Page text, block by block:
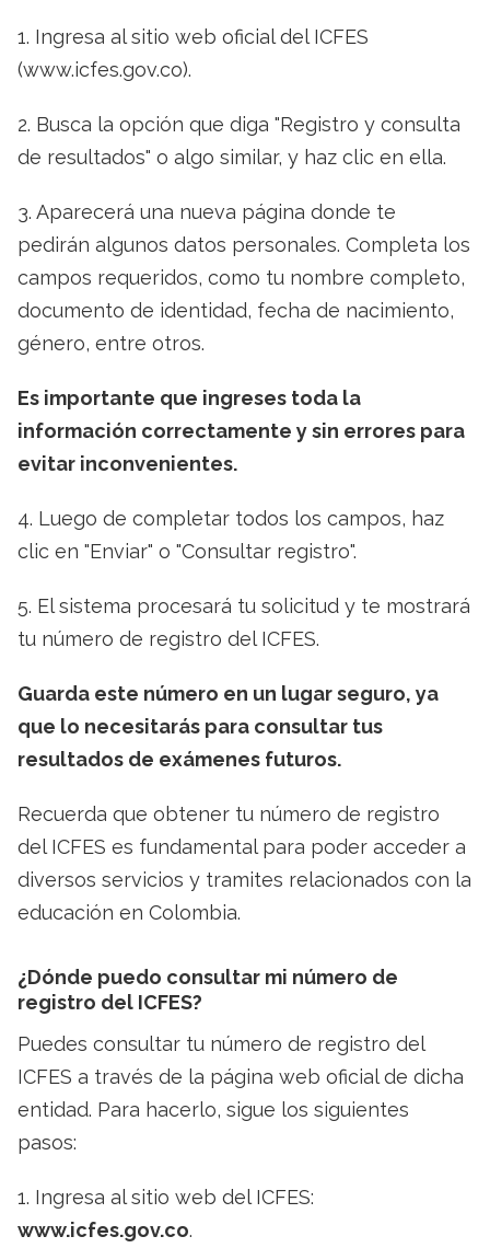
1. Ingresa al sitio web oficial del ICFES
(www.icfes.gov.co).
2. Busca la opción que diga "Registro y consulta
de resultados" o algo similar, y haz clic en ella.
3. Aparecerá una nueva página donde te
pedirán algunos datos personales. Completa los
campos requeridos, como tu nombre completo,
documento de identidad, fecha de nacimiento,
género, entre otros.
Es importante que ingreses toda la
información correctamente y sin errores para
evitar inconvenientes.
4. Luego de completar todos los campos, haz
clic en "Enviar" o "Consultar registro".
5. El sistema procesará tu solicitud y te mostrará
tu número de registro del ICFES.
Guarda este número en un lugar seguro, ya
que lo necesitarás para consultar tus
resultados de exámenes futuros.
Recuerda que obtener tu número de registro
del ICFES es fundamental para poder acceder a
diversos servicios y tramites relacionados con la
educación en Colombia.
¿Dónde puedo consultar mi número de
registro del ICFES?
Puedes consultar tu número de registro del
ICFES a través de la página web oficial de dicha
entidad. Para hacerlo, sigue los siguientes
pasos:
1. Ingresa al sitio web del ICFES:
www.icfes.gov.co.